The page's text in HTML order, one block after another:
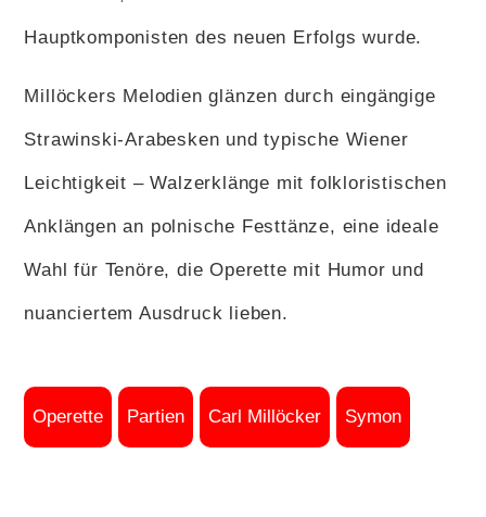
Hauptkomponisten des neuen Erfolgs wurde.
Millöckers Melodien glänzen durch eingängige
Strawinski-Arabesken und typische Wiener
Leichtigkeit – Walzerklänge mit folkloristischen
Anklängen an polnische Festtänze, eine ideale
Wahl für Tenöre, die Operette mit Humor und
nuanciertem Ausdruck lieben.
Operette Partien Carl Millöcker Symon